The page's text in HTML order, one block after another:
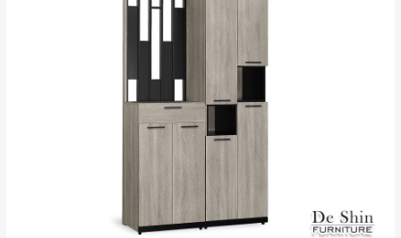
＊A108產品另收運費
來、平溪、九份、
$ 9,000以上：免
地型限制(山區、鄉、鎮、村)、樓梯太小、無
法搬運上樓等因素，導致無法配送，
保有出貨的權利。
費用將由買方自行支付。